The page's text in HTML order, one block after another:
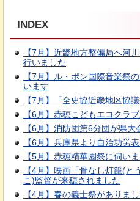
INDEX
【7月】近畿地方整備局へ河
行いました
【7月】ル・ポン国際音楽祭
います
【7月】「全史協近畿地区協
【6月】赤穂こどもエコクラ
【6月】消防団第6分団が県大
【6月】兵庫県より自治功労
【5月】赤穂精華園祭に伺い
【4月】映画「骨なし灯籠(と
こ)監督が来穂されました
【4月】春の義士祭がありま